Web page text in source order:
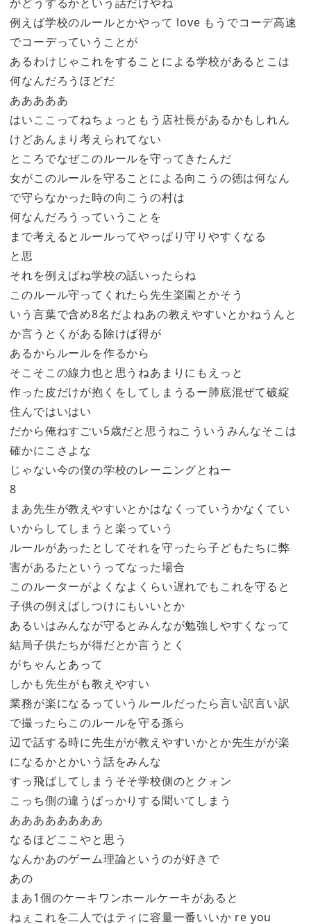
例えば学校のルールとかやって love もうでコーデ高速
でコーデっていうことが
あるわけじゃこれをすることによる学校があるとこは
何なんだろうほどだ
あああああ
はいここってねちょっともう店社長があるかもしれん
けどあんまり考えられてない
ところでなぜこのルールを守ってきたんだ
女がこのルールを守ることによる向こうの徳は何なん
で守らなかった時の向こうの村は
何なんだろうっていうことを
まで考えるとルールってやっぱり守りやすくなる
と思
それを例えばね学校の話いったらね
このルール守ってくれたら先生楽園とかそう
いう言葉で含め8名だよねあの教えやすいとかねうんと
か言うとくがある除けば得が
あるからルールを作るから
そこそこの線力也と思うねあまりにもえっと
作った皮だけが抱くをしてしまうるー肺底混ぜて破綻
住んではいはい
だから俺ねすごい5歳だと思うねこういうみんなそこは
確かにこさよな
じゃない今の僕の学校のレーニングとねー
8
まあ先生が教えやすいとかはなくっていうかなくてい
いからしてしまうと楽っていう
ルールがあったとしてそれを守ったら子どもたちに弊
害があるたというってなった場合
このルーターがよくなよくらい遅れでもこれを守ると
子供の例えばしつけにもいいとか
あるいはみんなが守るとみんなが勉強しやすくなって
結局子供たちが得だとか言うとく
がちゃんとあって
しかも先生がも教えやすい
業務が楽になるっていうルールだったら言い訳言い訳
で撮ったらこのルールを守る孫ら
辺で話する時に先生がが教えやすいかとか先生がが楽
になるかとかいう話をみんな
すっ飛ばしてしまうそそ学校側のとクォン
こっち側の違うばっかりする聞いてしまう
ああああああああ
なるほどここやと思う
なんかあのゲーム理論というのが好きで
あの
まあ1個のケーキワンホールケーキがあると
ねぇこれを二人ではティに容量一番いいか re you